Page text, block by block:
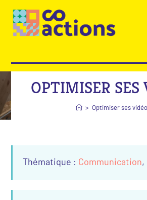
OPTIMISER SES
> Optimiser ses
Thématique : Communication,